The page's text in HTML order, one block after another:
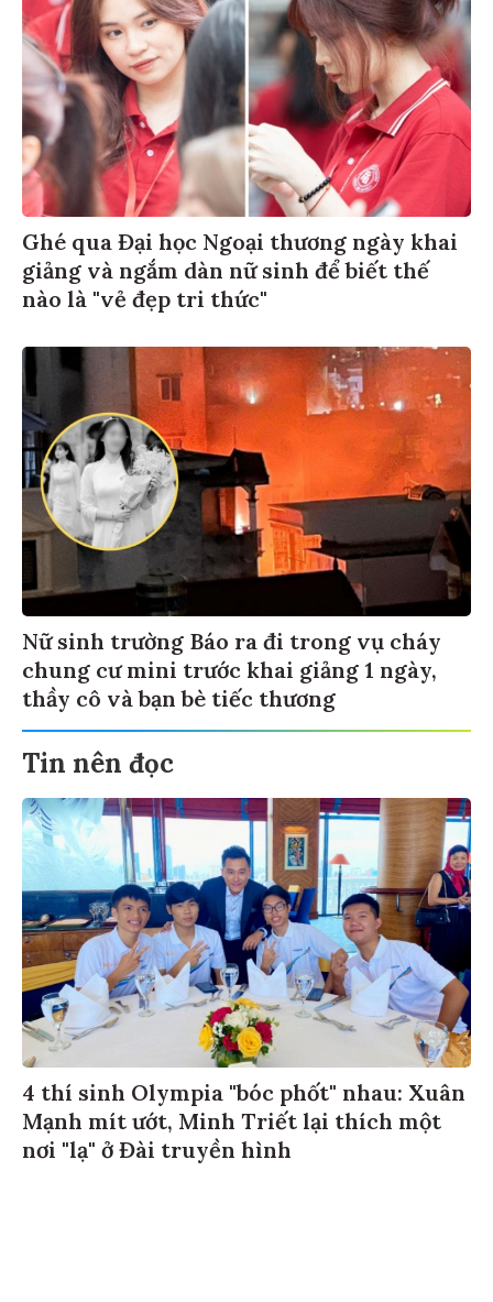
Ghé qua Đại học Ngoại thương ngày khai
giảng và ngắm dàn nữ sinh để biết thế
nào là "vẻ đẹp tri thức"
Nữ sinh trường Báo ra đi trong vụ cháy
chung cư mini trước khai giảng 1 ngày,
thầy cô và bạn bè tiếc thương
Tin nên đọc
4 thí sinh Olympia "bóc phốt" nhau: Xuân
Mạnh mít ướt, Minh Triết lại thích một
nơi "lạ" ở Đài truyền hình